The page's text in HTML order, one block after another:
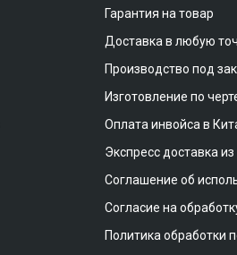
Гарантия на товар
Доставка в любую
Производство под
Изготовление по
Оплата инвойса в
Экспресс доставка
Соглашение об
Согласие на
Политика обработки